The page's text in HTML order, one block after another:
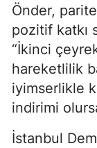
Önder,
pozitif katkı
“İkinci
hareketlilik
iyimserlikle
indirimi
İstanbul